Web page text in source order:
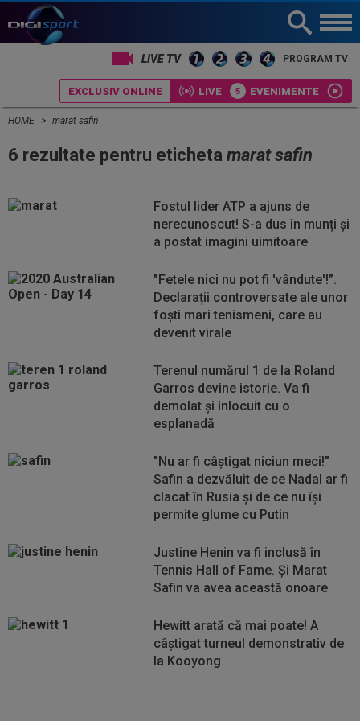
LIVE TV PROGRAM TV
EXCLUSIV ONLINE LIVE EVENIMENTE
HOME marat safin
6 rezultate pentru eticheta marat safin
Fostul lider ATP a ajuns de
nerecunoscut! S-a dus în munți și
a postat imagini uimitoare
"Fetele nici nu pot fi 'vândute'!”.
Declarații controversate ale unor
foști mari tenismeni, care au
devenit virale
Terenul numărul 1 de la Roland
Garros devine istorie. Va fi
demolat şi înlocuit cu o
esplanadă
"Nu ar fi câștigat niciun meci!"
Safin a dezvăluit de ce Nadal ar fi
clacat în Rusia și de ce nu își
permite glume cu Putin
Justine Henin va fi inclusă în
Tennis Hall of Fame. Și Marat
Safin va avea această onoare
Hewitt arată că mai poate! A
câştigat turneul demonstrativ de
la Kooyong